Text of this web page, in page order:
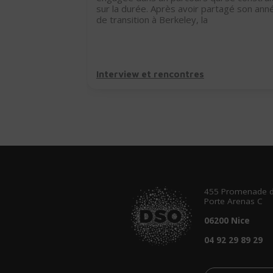
sur la durée. Après avoir partagé son
de transition à Berkeley, la
Interview et rencontres
455 Promenade
Porte Arenas C
06200 Nice
04 92 29 89 29